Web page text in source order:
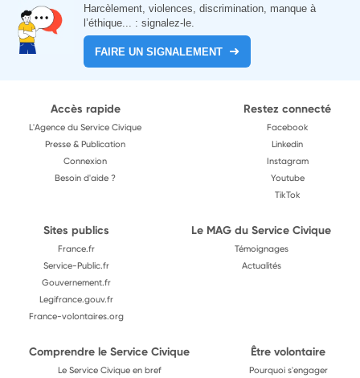
Harcèlement, violences, discrimination, manque à
l’éthique... : signalez-le.
FAIRE UN SIGNALEMENT
Accès rapide
L'Agence du Service Civique
Presse & Publication
Connexion
Besoin d'aide ?
Restez connecté
Facebook
Linkedin
Instagram
Youtube
TikTok
Sites publics
France.fr
Service-Public.fr
Gouvernement.fr
Legifrance.gouv.fr
France-volontaires.org
Le MAG du Service Civique
Témoignages
Actualités
Comprendre le Service Civique
Le Service Civique en bref
Être volontaire
Pourquoi s'engager